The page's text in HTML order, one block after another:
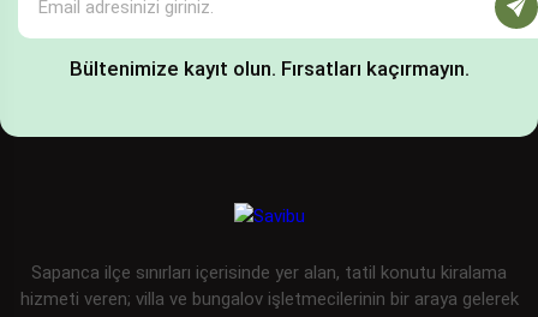
Bültenimize kayıt olun. Fırsatları kaçırmayın.
Sapanca ilçe sınırları içerisinde yer alan, tatil konutu kiralama
hizmeti veren; villa ve bungalov işletmecilerinin bir araya gelerek